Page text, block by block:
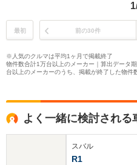
1
最初 前の30件
※人気のクルマは平均1ヶ月で掲載終了
物件数合計1万台以上のメーカー｜算出データ
台以上のメーカーのうち、掲載が終了した物件
よく一緒に検討される
スバル
R1